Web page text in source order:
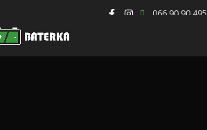
Skip to main content066 90 90 495
11
ЛИС